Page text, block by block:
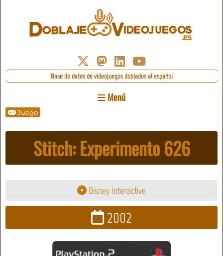
Base de datos de videojuegos doblados al español
Menú
Juego
Stitch: Experimento 626
Disney Interactive
2002